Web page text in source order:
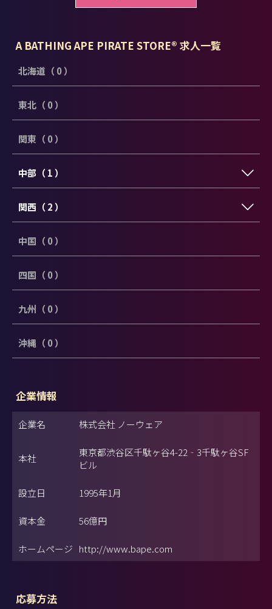
A BATHING APE PIRATE STORE® 求人一覧
北海道（ 0 ）
東北（ 0 ）
関東（ 0 ）
中部（ 1 ）
関西（ 2 ）
中国（ 0 ）
四国（ 0 ）
九州（ 0 ）
沖縄（ 0 ）
企業情報
企業名 株式会社 ノーウェア
本社
東京都渋谷区千駄ヶ谷4-22‐3千駄ヶ谷SF
ビル
設立日 1995年1月
資本金 56億円
ホームページ http://www.bape.com
応募方法